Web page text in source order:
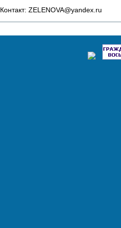
Контакт: ZELENOVA@yandex.ru